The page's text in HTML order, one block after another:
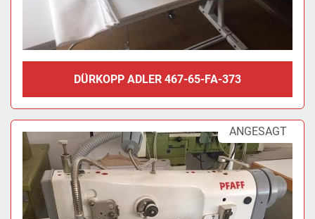
DÜRKOPP ADLER 467-65-FA-373
ANGESAGT